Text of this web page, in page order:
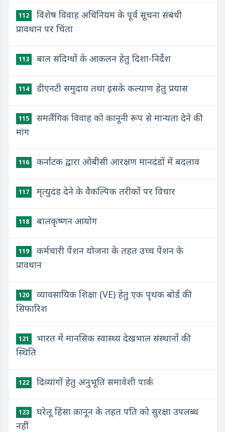
112
विशेष विवाह अधिनियम के पूर्व सूचना संबंधी
प्रावधान पर चिंता
113 बाल संदिग्धों के आकलन हेतु दिशा-निर्देश
114 डीएनटी समुदाय तथा इसके कल्याण हेतु प्रयास
115
समलैंगिक विवाह को कानूनी रूप से मान्यता देने की
मांग
116 कर्नाटक द्वारा ओबीसी आरक्षण मानदंडों में बदलाव
117 मृत्युदंड देने के वैकल्पिक तरीकों पर विचार
118 बालकृष्णन आयोग
119
कर्मचारी पेंशन योजना के तहत उच्च पेंशन के
प्रावधान
120
व्यावसायिक शिक्षा (VE) हेतु एक पृथक बोर्ड की
सिफारिश
121
भारत में मानसिक स्वास्थ्य देखभाल संस्थानों की
स्थिति
122 दिव्यांगों हेतु अनुभूति समावेशी पार्क
123
घरेलू हिंसा क़ानून के तहत पति को सुरक्षा उपलब्ध
नहीं